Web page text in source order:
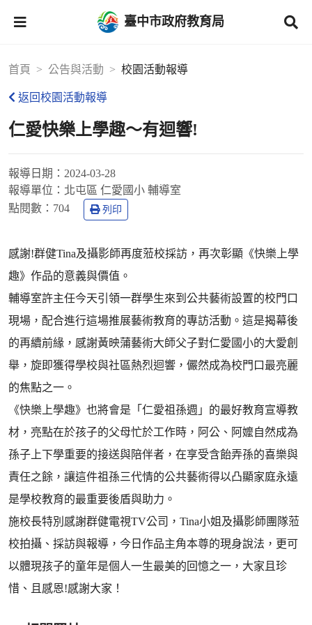
臺中市政府教育局
首頁 公告與活動 校園活動報導
返回校園活動報導
仁愛快樂上學趣～有迴響!
報導日期： 2024-03-28
報導單位： 北屯區 仁愛國小 輔導室
點閱數： 704 列印
感謝!群健Tina及攝影師再度蒞校採訪，再次彰顯《快樂上學
趣》作品的意義與價值。
輔導室許主任今天引領一群學生來到公共藝術設置的校門口
現場，配合進行這場推展藝術教育的專訪活動。這是揭幕後
的再續前緣，感謝黃映蒲藝術大師父子對仁愛國小的大愛創
舉，旋即獲得學校與社區熱烈迴響，儼然成為校門口最亮麗
的焦點之一。
《快樂上學趣》也將會是「仁愛祖孫週」的最好教育宣導教
材，亮點在於孩子的父母忙於工作時，阿公、阿嬤自然成為
孫子上下學重要的接送與陪伴者，在享受含飴弄孫的喜樂與
責任之餘，讓這件祖孫三代情的公共藝術得以凸顯家庭永遠
是學校教育的最重要後盾與助力。
施校長特別感謝群健電視TV公司，Tina小姐及攝影師團隊蒞
校拍攝、採訪與報導，今日作品主角本尊的現身說法，更可
以體現孩子的童年是個人一生最美的回憶之一，大家且珍
惜、且感恩!感謝大家！